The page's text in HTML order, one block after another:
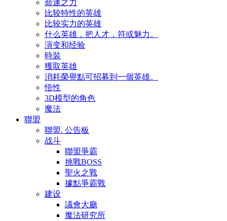
命運之力
比较特性的英雄
比较实力的英雄
什么英雄，把人才，符或魅力。
演变和经验
時裝
獲取英雄
消耗榮譽點可招募到一個英雄。
悟性
3D模型的角色
魔法
聯盟
聯盟. 公告板
战斗
聯盟爭霸
挑戰BOSS
聖火之戰
據點爭霸戰
建设
議會大廳
魔法研究所